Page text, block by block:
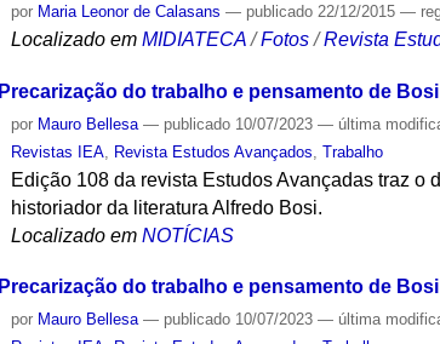
por Maria Leonor de Calasans — publicado 22/12/2015—
Localizado em MIDIATECA /Fotos /Revista
Precarização do trabalho e pensamento de
por Mauro Bellesa — publicado 10/07/2023— última
Revistas IEA Revista Estudos Avançados ,Trabalho
Edição 108 da revista Estudos Avançadas traz o
historiador da literatura Alfredo Bosi.
Localizado em NOTÍCIAS
Precarização do trabalho e pensamento de
por Mauro Bellesa — publicado 10/07/2023— última